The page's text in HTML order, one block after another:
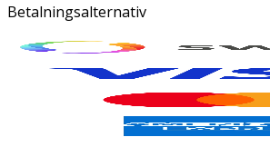
Betalningsalternativ